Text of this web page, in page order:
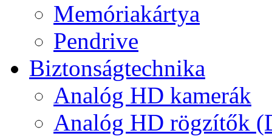
Memóriakártya
Pendrive
Biztonságtechnika
Analóg HD kamerák
Analóg HD rögzítők